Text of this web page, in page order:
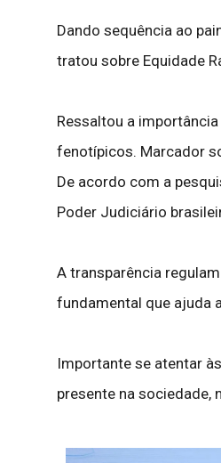
Dando sequência ao
tratou sobre Equidade
Ressaltou a
fenotípicos. Marcador
De acordo com a
Poder Judiciário
A transparência
fundamental que ajuda
Importante se atentar
presente na sociedade,